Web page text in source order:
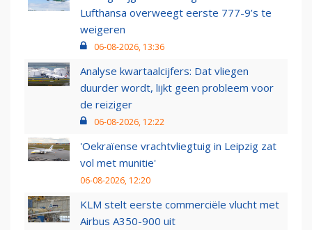
Lufthansa overweegt eerste 777-9’s te
weigeren
06-08-2026, 13:36
Analyse kwartaalcijfers: Dat vliegen
duurder wordt, lijkt geen probleem voor
de reiziger
06-08-2026, 12:22
'Oekraïense vrachtvliegtuig in Leipzig zat
vol met munitie'
06-08-2026, 12:20
KLM stelt eerste commerciële vlucht met
Airbus A350-900 uit